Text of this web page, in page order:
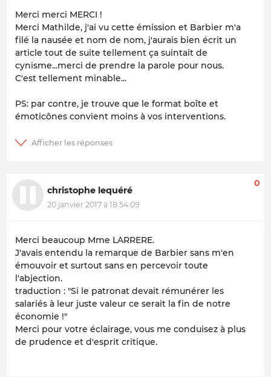
Merci merci MERCI !
Merci Mathilde, j'ai vu cette émission et Barbier m'a
filé la nausée et nom de nom, j'aurais bien écrit un
article tout de suite tellement ça suintait de
cynisme...merci de prendre la parole pour nous.
C'est tellement minable...
PS: par contre, je trouve que le format boîte et
émoticônes convient moins à vos interventions.
christophe lequéré
20 janvier 2017 à 18:54:09
0
Merci beaucoup Mme LARRERE.
J'avais entendu la remarque de Barbier sans m'en
émouvoir et surtout sans en percevoir toute
l'abjection.
traduction : "Si le patronat devait rémunérer les
salariés à leur juste valeur ce serait la fin de notre
économie !"
Merci pour votre éclairage, vous me conduisez à plus
de prudence et d'esprit critique.